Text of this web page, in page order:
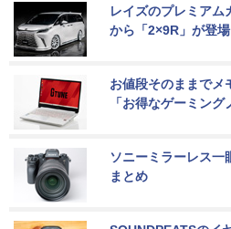
レイズのプレミアム
から「2×9R」が登場
お値段そのままでメ
「お得なゲーミング
ソニーミラーレス一
まとめ